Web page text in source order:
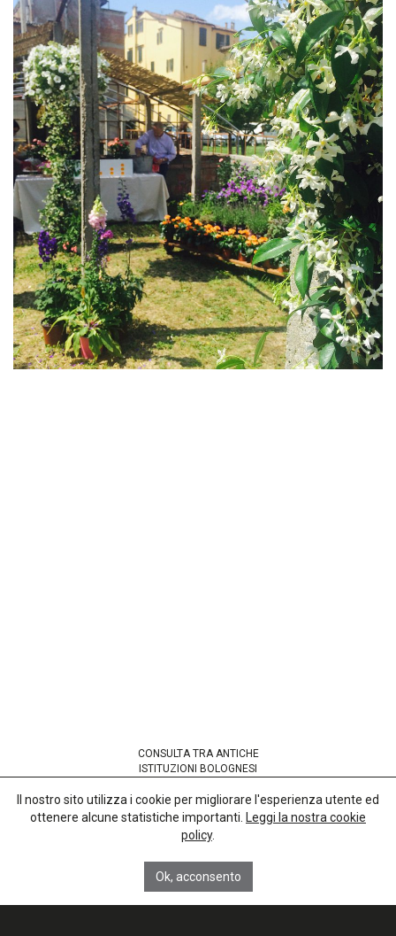
CONSULTA TRA ANTICHE
ISTITUZIONI BOLOGNESI
codice fiscale 91265380377
Sede presso
Basilica di San Petronio
40124 Bologna
info@anticheistituzionibolognesi.org
Il nostro sito utilizza i cookie per migliorare l'esperienza utente ed
ottenere alcune statistiche importanti. Leggi la nostra cookie
policy.
Ok, acconsento